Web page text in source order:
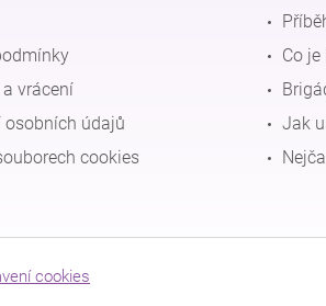
vrácení
osobních údajů
cookies
Co
Jak
cookies